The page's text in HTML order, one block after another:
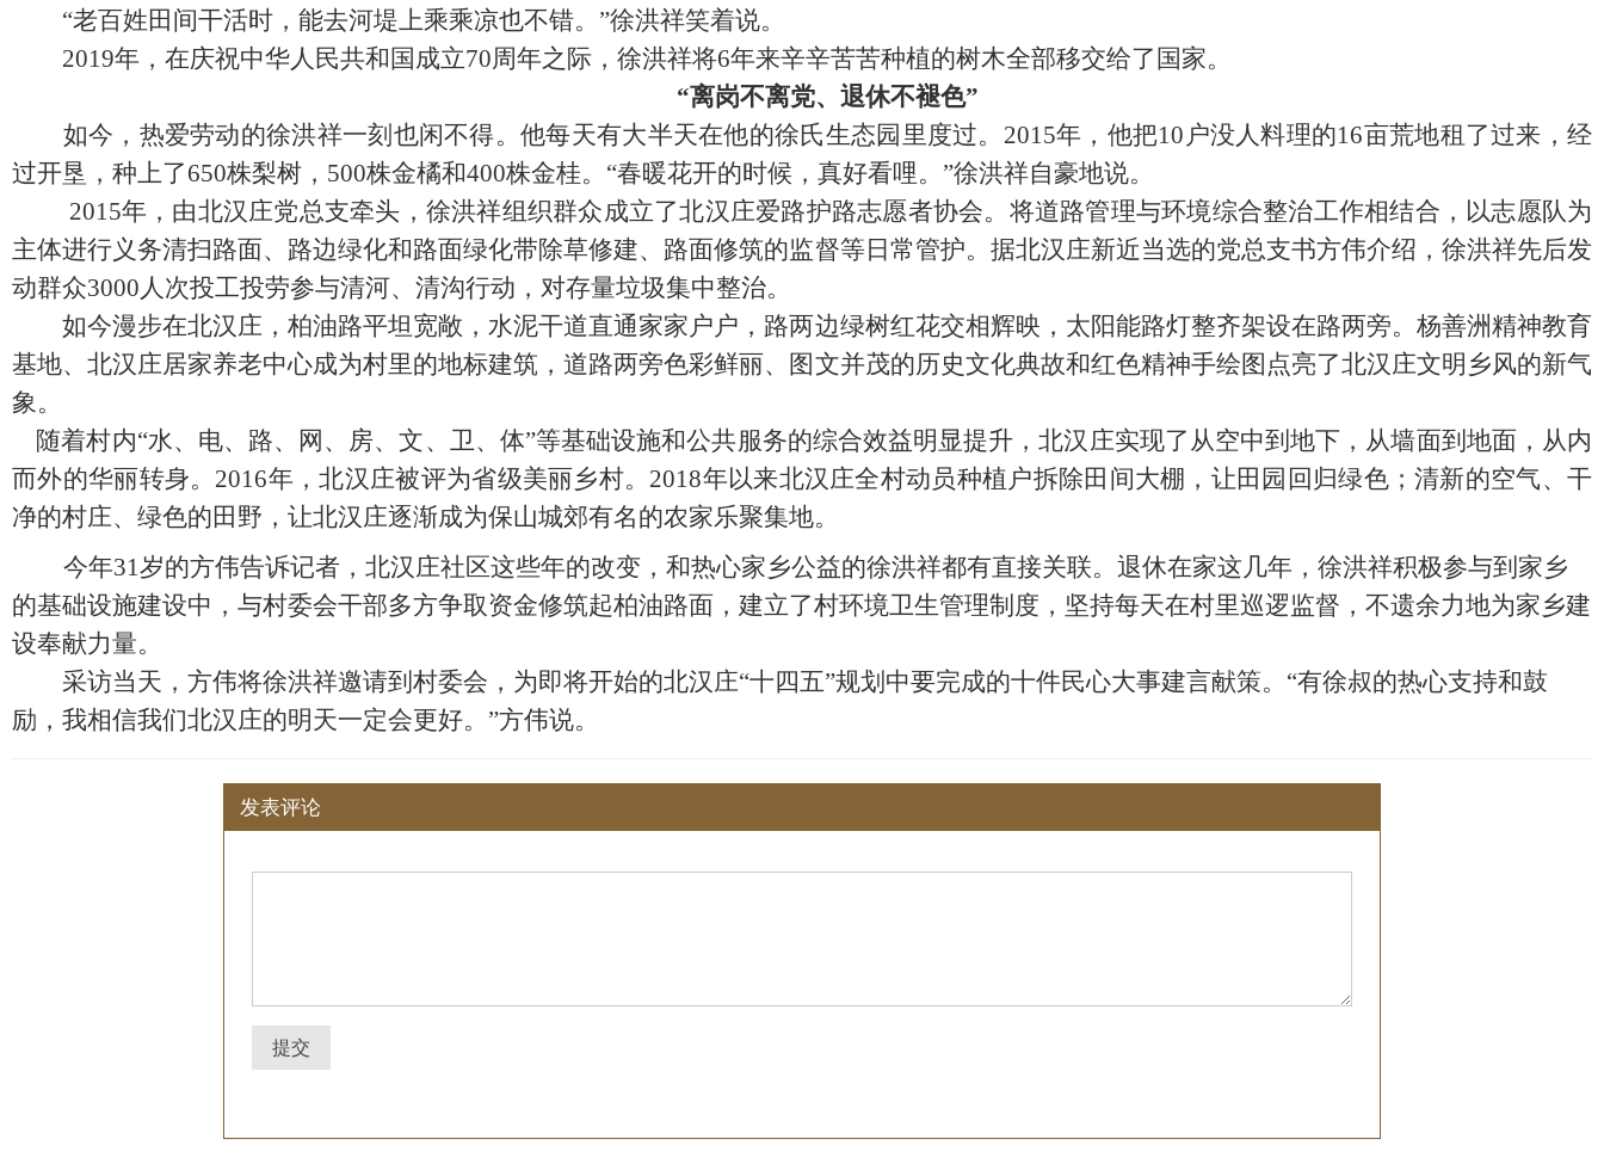
“老百姓田间干活时，能去河堤上乘乘凉也不错。”徐洪祥笑着说。
2019年，在庆祝中华人民共和国成立70周年之际，徐洪祥将6年来辛辛苦苦种植的树木全部移交给了国家。
“离岗不离党、退休不褪色”
如今，热爱劳动的徐洪祥一刻也闲不得。他每天有大半天在他的徐氏生态园里度过。 2015年，他把10 户没人料理的16亩荒地租了过来，经
过开垦，种上了650株梨树， 500株金橘和400株金桂。“春暖花开的时候，真好看哩。”徐洪祥自豪地说。
2015年，由北汉庄党总支牵头，徐洪祥组织群众成立了北汉庄爱路护路志愿者协会。将道路管理与环境综合整治工作相结合，以志愿队为
主体进行义务清扫路面、路边绿化和路面绿化带除草修建、路面修筑的监督等日常管护。据北汉庄新近当选的党总支书方伟介绍，徐洪祥先后发
动群众3000人次投工投劳参与清河、清沟行动，对存量垃圾集中整治。
如今漫步在北汉庄，柏油路平坦宽敞，水泥干道直通家家户户，路两边绿树红花交相辉映，太阳能路灯整齐架设在路两旁。杨善洲精神教育
基地、北汉庄居家养老中心成为村里的地标建筑，道路两旁色彩鲜丽、图文并茂的历史文化典故和红色精神手绘图点亮了北汉庄文明乡风的新气
象。
随着村内“水、电、路、网、房、文、卫、体”等基础设施和公共服务的综合效益明显提升，北汉庄实现了从空中到地下，从墙面到地面，从内
而外的华丽转身。 2016年，北汉庄被评为省级美丽乡村。 2018年以来北汉庄全村动员种植户拆除田间大棚，让田园回归绿色；清新的空气、干
净的村庄、绿色的田野，让北汉庄逐渐成为保山城郊有名的农家乐聚集地。
今年31岁的方伟告诉记者，北汉庄社区这些年的改变，和热心家乡公益的徐洪祥都有直接关联。退休在家这几年，徐洪祥积极参与到家乡
的基础设施建设中，与村委会干部多方争取资金修筑起柏油路面，建立了村环境卫生管理制度，坚持每天在村里巡逻监督，不遗余力地为家乡建
设奉献力量。
采访当天，方伟将徐洪祥邀请到村委会，为即将开始的北汉庄“十四五”规划中要完成的十件民心大事建言献策。“有徐叔的热心支持和鼓
励，我相信我们北汉庄的明天一定会更好。”方伟说。
发表评论
提交